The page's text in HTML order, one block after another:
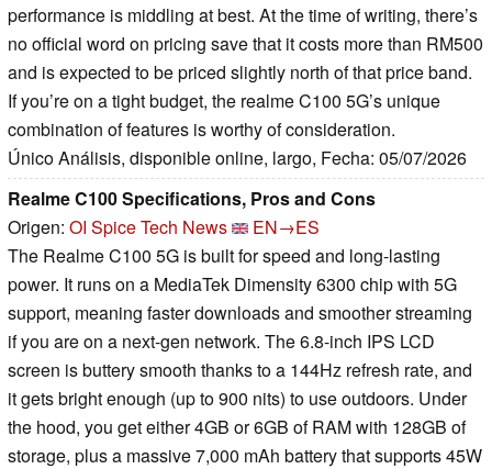
performance is middling at best. At the time of writing, there’s
no official word on pricing save that it costs more than RM500
and is expected to be priced slightly north of that price band.
If you’re on a tight budget, the realme C100 5G’s unique
combination of features is worthy of consideration.
Único Análisis, disponible online, largo, Fecha: 05/07/2026
Realme C100 Specifications, Pros and Cons
Origen: OI Spice Tech News
EN→ES
The Realme C100 5G is built for speed and long-lasting
power. It runs on a MediaTek Dimensity 6300 chip with 5G
support, meaning faster downloads and smoother streaming
if you are on a next-gen network. The 6.8-inch IPS LCD
screen is buttery smooth thanks to a 144Hz refresh rate, and
it gets bright enough (up to 900 nits) to use outdoors. Under
the hood, you get either 4GB or 6GB of RAM with 128GB of
storage, plus a massive 7,000 mAh battery that supports 45W